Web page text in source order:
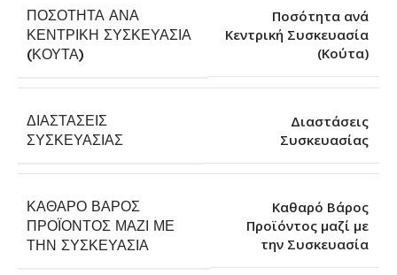
ΠΟΣΌΤΗΤΑ ΑΝΆ
ΚΕΝΤΡΙΚΉ ΣΥΣΚΕΥΑΣΊΑ
(ΚΟΎΤΑ)
Ποσότητα ανά
Κεντρική Συσκευασία
(Κούτα)
ΔΙΑΣΤΆΣΕΙΣ
ΣΥΣΚΕΥΑΣΊΑΣ
Διαστάσεις
Συσκευασίας
ΚΑΘΑΡΌ ΒΆΡΟΣ
ΠΡΟΪΌΝΤΟΣ ΜΑΖΊ ΜΕ
ΤΗΝ ΣΥΣΚΕΥΑΣΊΑ
Καθαρό Βάρος
Προϊόντος μαζί με
την Συσκευασία